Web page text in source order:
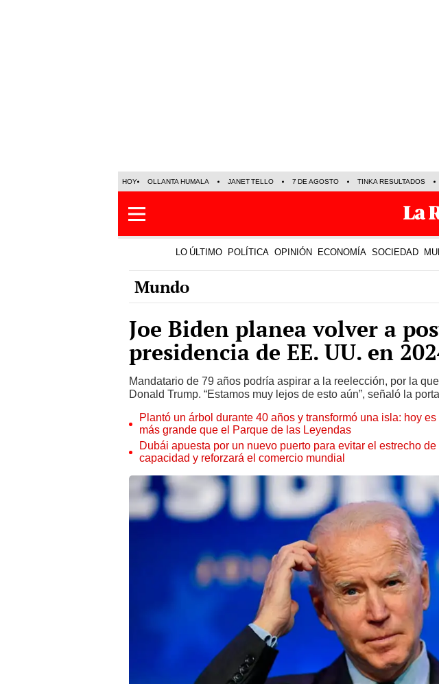
HOY OLLANTA HUMALA JANET TELLO 7 DE AGOSTO TINKA RESULTADOS
LO ÚLTIMO POLÍTICA OPINIÓN ECONOMÍA SOCIEDAD
Mundo
Joe Biden planea volver a
presidencia de EE. UU. en
Mandatario de 79 años podría aspirar a la reelección, por la
Donald Trump. “Estamos muy lejos de esto aún”, señaló la
Plantó un árbol durante 40 años y transformó una isla: hoy
más grande que el Parque de las Leyendas
Dubái apuesta por un nuevo puerto para evitar el estrecho
capacidad y reforzará el comercio mundial